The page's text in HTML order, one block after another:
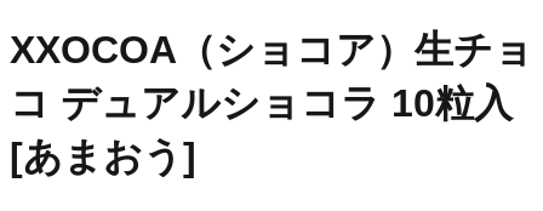
XXOCOA（ショコア）生チョ
コ デュアルショコラ 10粒入
[あまおう]